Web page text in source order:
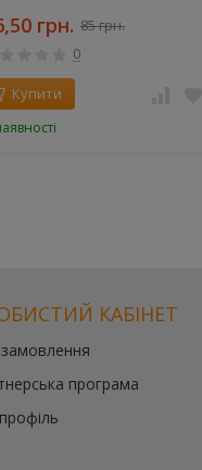
грн. 85 грн.
0
Купити
КАБІНЕТ
програма